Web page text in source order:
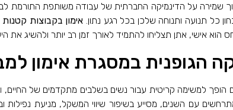
על הדינמיקה החברתית של עבודה משותפת התורמת
כל תנועה ותנוחה שלכן בכל רגע נתון. אימון בקבוצות קטנות
הוא אישי, אתן תצליחו להתמיד לאורך זמן רב יותר ולהשיג את
הגופנית במסגרת אימון
הופך למשימה קריטית עבור נשים בשלבים מתקדמים של החיים,
עם השנים, מסייע בשיפור שיווי המשקל, מניעת